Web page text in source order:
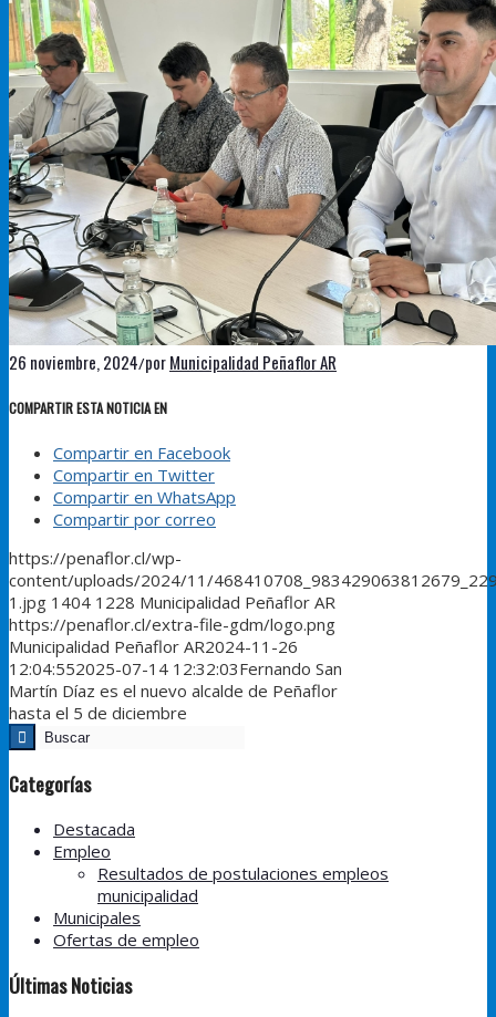
26 noviembre, 2024/porMunicipalidad Peñaflor AR
COMPARTIR ESTA NOTICIA EN
Compartir en Facebook
Compartir en Twitter
Compartir en WhatsApp
Compartir por correo
https://penaflor.cl/wp-
content/uploads/2024/11/
1.jpg 1404 1228 Municipalidad Peñaflor AR
https://penaflor.cl/extra-file-gdm/logo.png
Municipalidad Peñaflor AR2024-11-26
12:04:552025-07-14 12:32:03Fernando San
Martín Díaz es el nuevo alcalde de Peñaflor
hasta el 5 de diciembre
Categorías
Destacada
Empleo
Resultados de postulaciones empleos
municipalidad
Municipales
Ofertas de empleo
Últimas Noticias